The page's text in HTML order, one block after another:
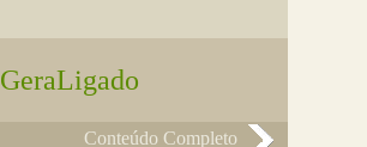
GeraLigado
Conteúdo Completo